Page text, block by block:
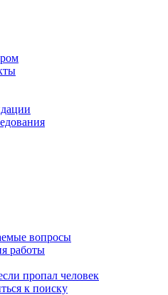
вопросы
работы
пропал человек
к поиску